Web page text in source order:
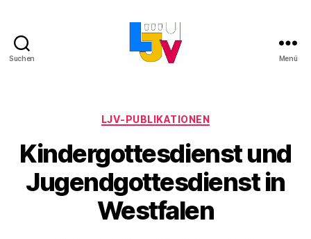
Suchen Menü
Kategorien
LJV-PUBLIKATIONEN
Kindergottesdienst und
Jugendgottesdienst in
Westfalen